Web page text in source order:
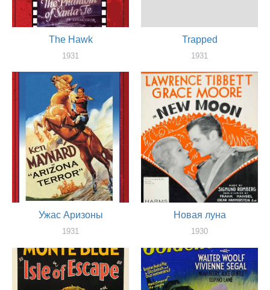
The Hawk
1931
Trapped
1931
Ужас Аризоны
1931
Новая луна
1930